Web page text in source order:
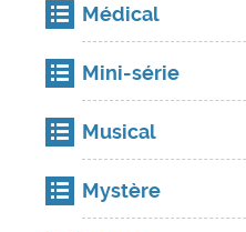
Médical
Mini-série
Musical
Mystère